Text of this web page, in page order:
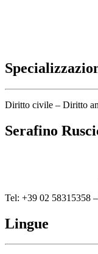
Diritto civile – Diritto
Serafino
Tel: +39 02 58315358
Lingue